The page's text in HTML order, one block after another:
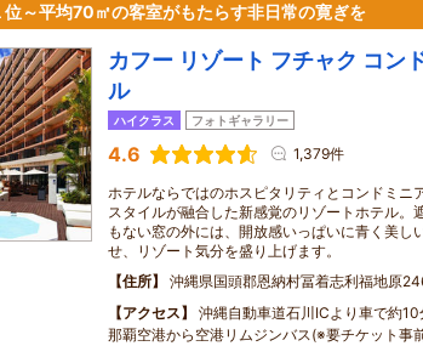
～平均70㎡の客室がもたらす非日常の寛ぎを
カフー リゾート フチャク コン
ル
ハイクラス フォトギャラリー
4.6 1,379件
ホテルならではのホスピタリティとコンドミニ
スタイルが融合した新感覚のリゾートホテル。
もない窓の外には、開放感いっぱいに青く美し
せ、リゾート気分を盛り上げます。
住所
沖縄県国頭郡恩納村冨着志利福地原
アクセス
沖縄自動車道石川ICより車で約10
那覇空港から空港リムジンバス(※要チケット事